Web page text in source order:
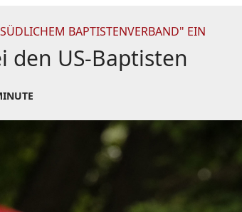
BAPTISTENVERBAND" EIN
US-Baptisten